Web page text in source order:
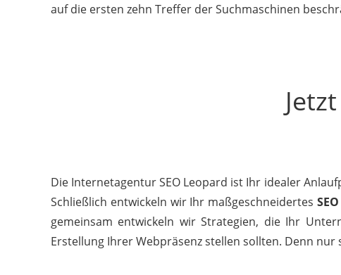
auf die ersten zehn Treffer der Suchmaschinen
Jetzt
Die Internetagentur SEO Leopard ist Ihr idealer
Schließlich entwickeln wir Ihr maßgeschneidertes
gemeinsam entwickeln wir Strategien, die Ihr
Erstellung Ihrer Webpräsenz stellen sollten. Denn